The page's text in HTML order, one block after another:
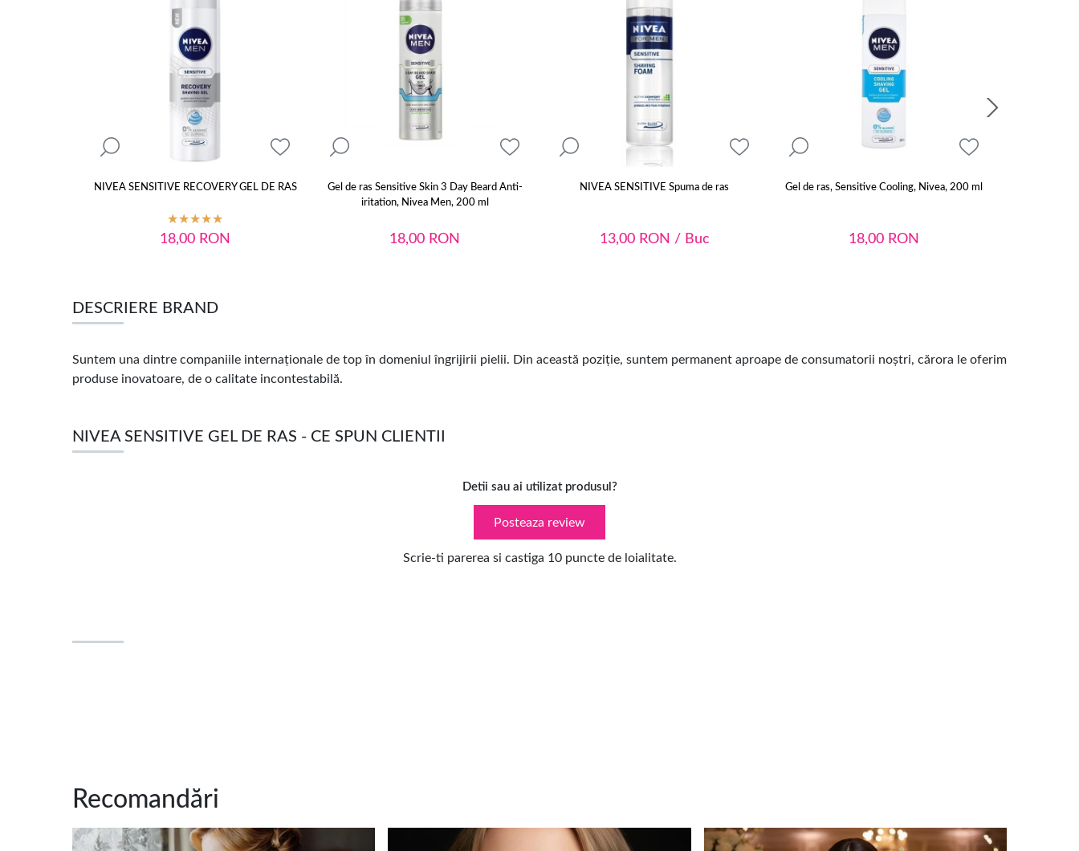
NIVEA SENSITIVE RECOVERY GEL DE RAS
18,00 RON
Gel de ras Sensitive Skin 3 Day Beard Anti-
iritation, Nivea Men, 200 ml
18,00 RON
NIVEA SENSITIVE Spuma de ras
13,00 RON / Buc
Gel de ras, Sensitive Cooling, Nivea, 200 ml
18,00 RON
DESCRIERE BRAND
Suntem una dintre companiile internaționale de top în domeniul îngrijirii pielii. Din această poziție, suntem permanent aproape de consumatorii noștri, cărora le oferim
produse inovatoare, de o calitate incontestabilă.
NIVEA SENSITIVE GEL DE RAS - CE SPUN CLIENTII
Detii sau ai utilizat produsul?
Posteaza review
Scrie-ti parerea si castiga 10 puncte de loialitate.
Recomandări